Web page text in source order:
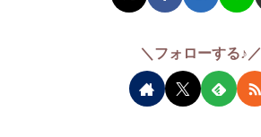
＼フォローする♪／